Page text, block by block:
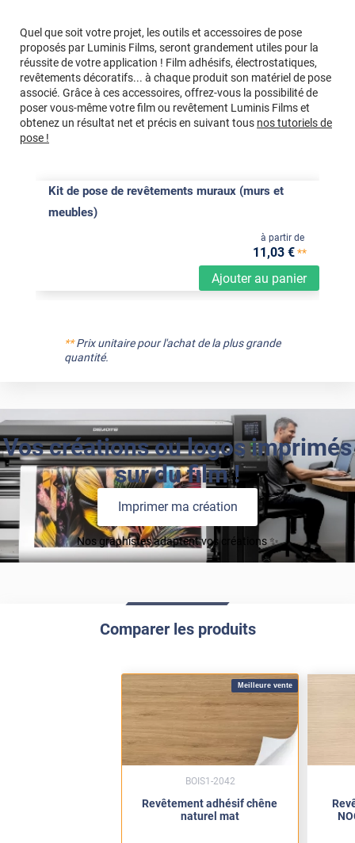
Quel que soit votre projet, les outils et accessoires de pose
proposés par Luminis Films, seront grandement utiles pour la
réussite de votre application ! Film adhésifs, électrostatiques,
revêtements décoratifs... à chaque produit son matériel de pose
associé. Grâce à ces accessoires, offrez-vous la possibilité de
poser vous-même votre film ou revêtement Luminis Films et
obtenez un résultat net et précis en suivant tous nos tutoriels de
pose !
Kit de pose de revêtements muraux (murs et
meubles)
Ajouter au panier
à partir de
11 ,03 €**
**Prix unitaire pour l'achat de la plus grande
quantité.
Vos créations ou logos imprimés
sur du film !
Imprimer ma création
Nos graphistes adaptent vos créations ✨
Comparer les produits
Meilleure vente
Revêtement adhésif chêne
naturel mat
BOIS1-2042